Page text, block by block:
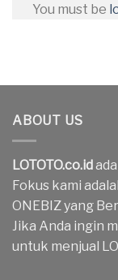
You must be
ABOUT US
LOTOTO.co.id
Fokus kami
ONEBIZ yang
Jika Anda ingin
untuk menjual